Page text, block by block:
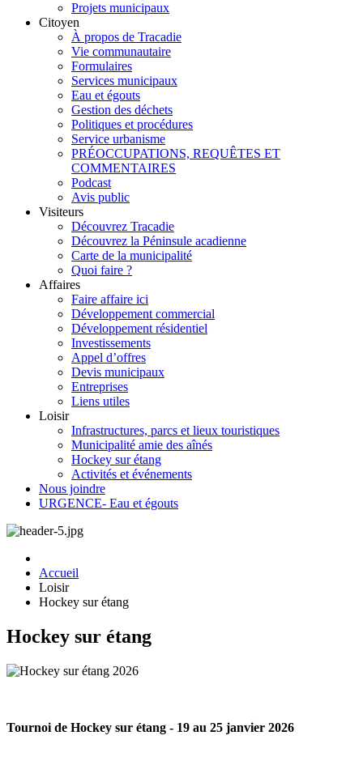
Projets municipaux
Citoyen
À propos de Tracadie
Vie communautaire
Formulaires
Services municipaux
Eau et égouts
Gestion des déchets
Politiques et procédures
Service urbanisme
PRÉOCCUPATIONS, REQUÊTES ET
COMMENTAIRES
Podcast
Avis public
Visiteurs
Découvrez Tracadie
Découvrez la Péninsule acadienne
Carte de la municipalité
Quoi faire ?
Affaires
Faire affaire ici
Développement commercial
Développement résidentiel
Investissements
Appel d’offres
Devis municipaux
Entreprises
Liens utiles
Loisir
Infrastructures, parcs et lieux touristiques
Municipalité amie des aînés
Hockey sur étang
Activités et événements
Nous joindre
URGENCE- Eau et égouts
Accueil
Loisir
Hockey sur étang
Hockey sur étang
Tournoi de Hockey sur étang - 19 au 25 janvier 2026